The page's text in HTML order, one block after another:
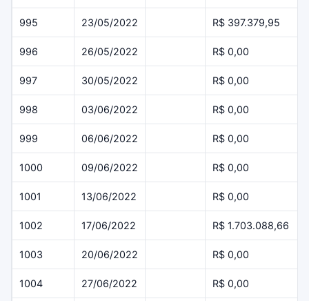
995 23/05/2022 R$ 397.379,95
996 26/05/2022 R$ 0,00
997 30/05/2022 R$ 0,00
998 03/06/2022 R$ 0,00
999 06/06/2022 R$ 0,00
1000 09/06/2022 R$ 0,00
1001 13/06/2022 R$ 0,00
1002 17/06/2022 R$ 1.703.088,66
1003 20/06/2022 R$ 0,00
1004 27/06/2022 R$ 0,00